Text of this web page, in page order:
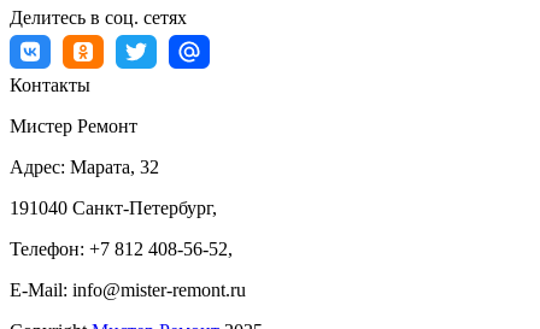
Делитесь в соц. сетях
Контакты
Мистер Ремонт
Адрес: Марата, 32
191040 Санкт-Петербург,
Телефон: +7 812 408-56-52,
E-Mail: info@mister-remont.ru